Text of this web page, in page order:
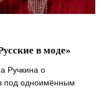
в моде»
Ручкина о
под одноимённым